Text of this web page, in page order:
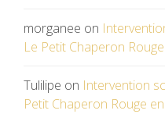
morganee on
Le Petit Chaperon
Tulilipe on Intervention
Petit Chaperon Rouge